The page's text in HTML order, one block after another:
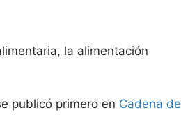
la alimentación
publicó primero en Cadena de